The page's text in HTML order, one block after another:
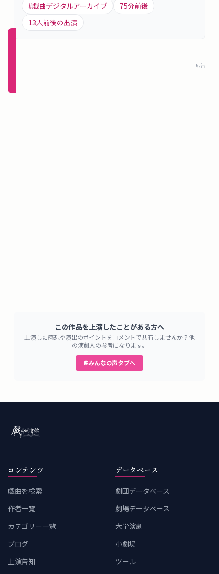
新規
#戯曲デジタルアーカイブ 75分前後
13人前後の出演
広告
この作品を上演したことがある方へ
上演した感想や演出のポイントをコメントで共有しませんか？他
の演劇人の参考になります。
みんなの声タブへ
コンテンツ
戯曲を検索
作者一覧
カテゴリー一覧
ブログ
上演告知
データベース
劇団データベース
劇場データベース
大学演劇
小劇場
ツール